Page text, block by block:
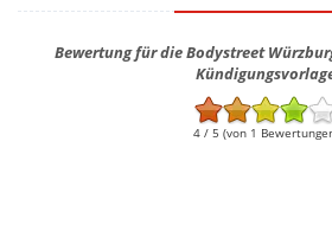
Bewertung für die Bodystreet
4 / 5 (von 1